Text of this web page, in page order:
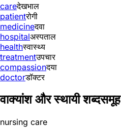
careदेखभाल
patientरोगी
medicineदवा
hospitalअस्पताल
healthस्वास्थ्य
treatmentउपचार
compassionदया
doctorडॉक्टर
वाक्यांश और स्थायी शब्दसमूह
nursing care